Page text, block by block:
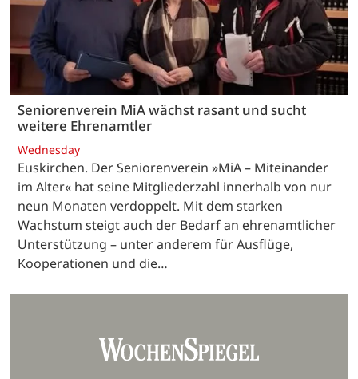
Seniorenverein MiA wächst rasant und sucht
weitere Ehrenamtler
Wednesday
Euskirchen. Der Seniorenverein »MiA – Miteinander
im Alter« hat seine Mitgliederzahl innerhalb von nur
neun Monaten verdoppelt. Mit dem starken
Wachstum steigt auch der Bedarf an ehrenamtlicher
Unterstützung – unter anderem für Ausflüge,
Kooperationen und die…